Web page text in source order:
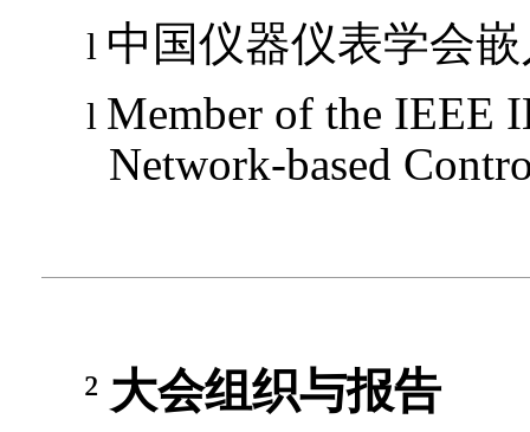
l 中国仪器仪表学会
l Member of the IEEE
Network-based
² 大会组织与报告